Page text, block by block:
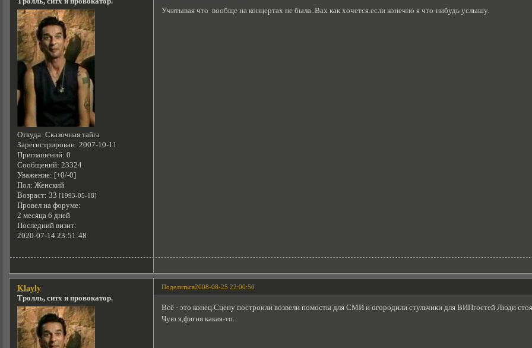
Откуда: Сказочная тайга
Зарегистрирован: 2007-10-11
Приглашений: 0
Сообщений: 23324
Уважение: [+0/-0]
Пол: Женский
Возраст: 33 [1993-05-18]
Провел на форуме:
2 месяца 6 дней
Последний визит:
2020-07-14 23:51:48
Учитывая что вообще на концертах не была..Вах как хочется.если конечно я что-нибудь услышу.
Поделиться2008-08-25 22:00:50
Klayly
Тролль, ситх и провокатор.
Всё - это конец.Сцену построили возвели помосты для СМИ и огородили стульчики для ВИПгостей.Люди
Чую я,фигня какая-то.